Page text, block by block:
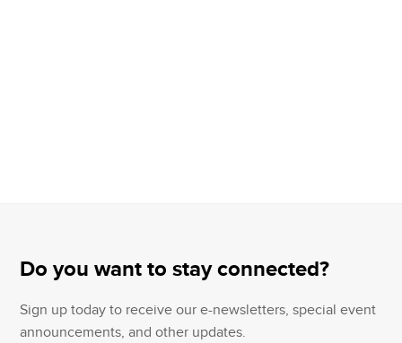
Do you want to stay connected?
Sign up today to receive our e-newsletters, special event
announcements, and other updates.